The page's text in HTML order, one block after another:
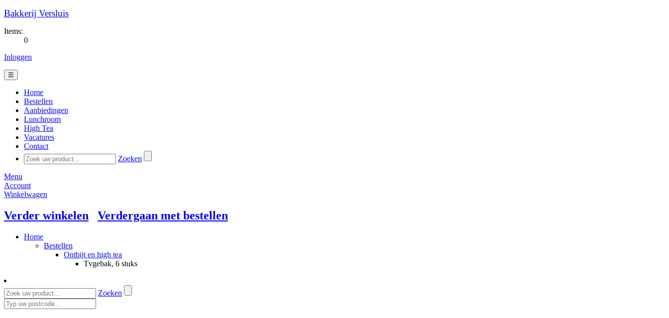
Bakkerij Versluis
Items:
0
Inloggen
☰
Home
Bestellen
Aanbiedingen
Lunchroom
High Tea
Vacatures
Contact
Zoeken
Menu
Account
Winkelwagen
Verder winkelen Verdergaan met bestellen
Home
Bestellen
Ontbijt en high tea
Tvgebak, 6 stuks
Zoeken